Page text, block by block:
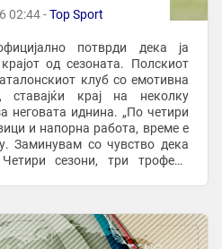
02:44 -Top Sport
потврди дека ја
од сезоната. Полскиот
клуб со емотивна
ставајќи крај на неколку
неговата иднина. „По четири
и напорна работа, време е
Заминувам со чувство дека
сезони, три трофеи“,